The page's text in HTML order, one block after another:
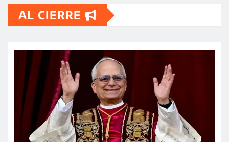
AL CIERRE